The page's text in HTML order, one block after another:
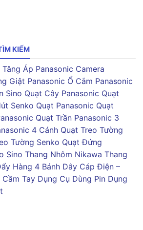
KIẾM
Tăng Áp Panasonic Camera
Giật Panasonic Ổ Cắm Panasonic
Sino Quạt Cây Panasonic Quạt
Senko Quạt Panasonic Quạt
Quạt Trần Panasonic 3
4 Cánh Quạt Treo Tường
Tường Senko Quạt Đứng
Sino Thang Nhôm Nikawa Thang
Hàng 4 Bánh Dây Cáp Điện –
Cầm Tay Dụng Cụ Dùng Pin Dụng